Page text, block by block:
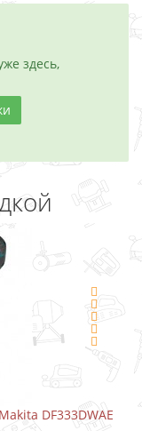
здесь,
шуруповерт-